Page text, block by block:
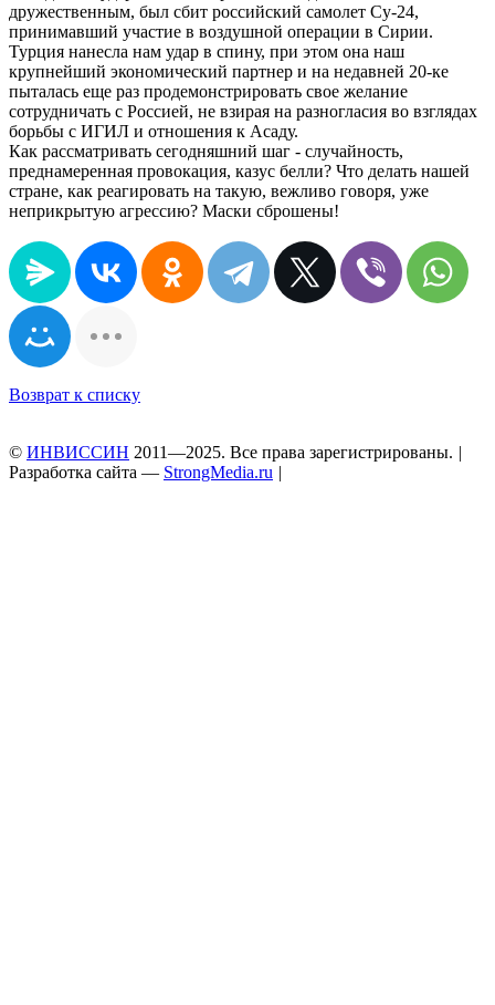
дружественным, был сбит российский самолет Су-24,
принимавший участие в воздушной операции в Сирии.
Турция нанесла нам удар в спину, при этом она наш
крупнейший экономический партнер и на недавней 20-ке
пыталась еще раз продемонстрировать свое желание
сотрудничать с Россией, не взирая на разногласия во взглядах
борьбы с ИГИЛ и отношения к Асаду.
Как рассматривать сегодняшний шаг - случайность,
преднамеренная провокация, казус белли? Что делать нашей
стране, как реагировать на такую, вежливо говоря, уже
неприкрытую агрессию? Маски сброшены!
Возврат к списку
© ИНВИССИН 2011—2025. Все права зарегистрированы. |
Разработка сайта — StrongMedia.ru |